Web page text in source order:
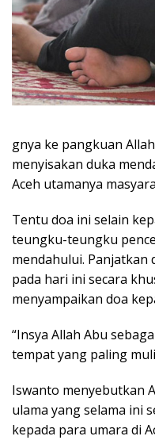
gnya ke pangkuan
menyisakan duka
Aceh utamanya
Tentu doa ini selain
teungku-teungku
mendahului. Panjatkan
pada hari ini secara
menyampaikan doa
“Insya Allah Abu
tempat yang paling
Iswanto menyebutkan
ulama yang selama ini
kepada para umara di